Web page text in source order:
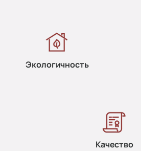
Экологичность
Качество